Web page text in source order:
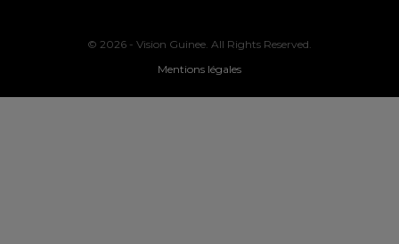
© 2026 - Vision Guinee. All Rights Reserved.
Mentions légales